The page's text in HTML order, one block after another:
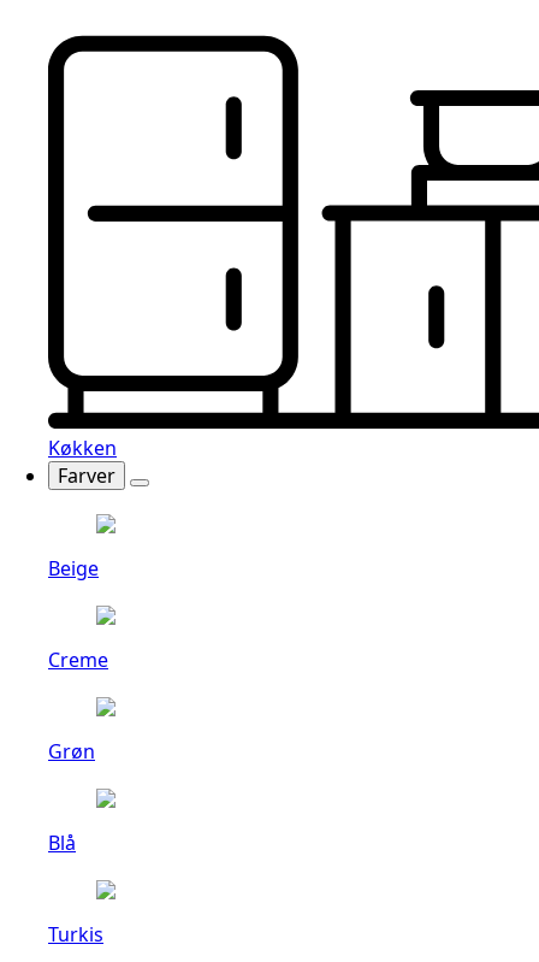
Køkken
Farver
Beige
Creme
Grøn
Blå
Turkis